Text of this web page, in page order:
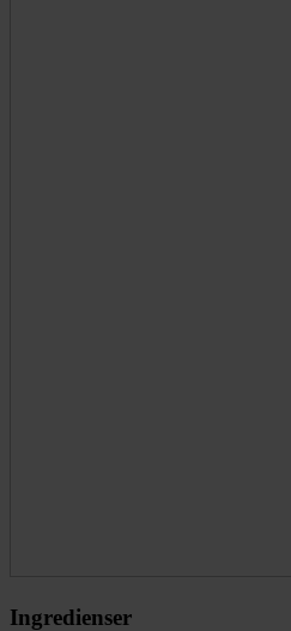
Ingredienser